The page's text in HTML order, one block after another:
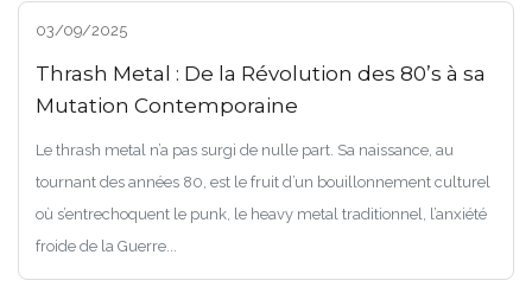
03/09/2025
Thrash Metal : De la Révolution des 80’s à sa
Mutation Contemporaine
Le thrash metal n’a pas surgi de nulle part. Sa naissance, au
tournant des années 80, est le fruit d’un bouillonnement culturel
où s’entrechoquent le punk, le heavy metal traditionnel, l’anxiété
froide de la Guerre...